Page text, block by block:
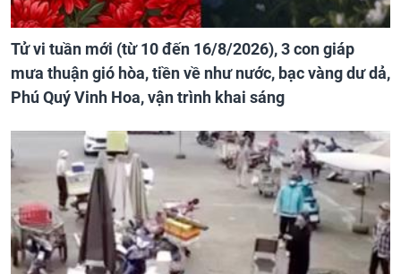
Tử vi tuần mới (từ 10 đến 16/8/2026), 3 con giáp
mưa thuận gió hòa, tiền về như nước, bạc vàng dư dả,
Phú Quý Vinh Hoa, vận trình khai sáng